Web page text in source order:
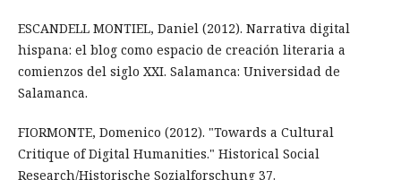
ESCANDELL MONTIEL, Daniel (2012). Narrativa digital
hispana: el blog como espacio de creación literaria a
comienzos del siglo XXI. Salamanca: Universidad de
Salamanca.
FIORMONTE, Domenico (2012). "Towards a Cultural
Critique of Digital Humanities." Historical Social
Research/Historische Sozialforschung 37.